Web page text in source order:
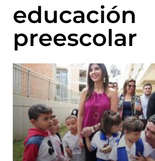
educación
preescolar